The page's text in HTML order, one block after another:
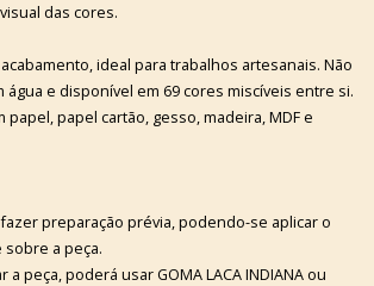
das cores.
ideal para trabalhos artesanais. Não
água e disponível em 69 cores miscíveis entre si.
papel, papel cartão, gesso, madeira, MDF e
preparação prévia, podendo-se aplicar o
a peça.
peça, poderá usar GOMA LACA INDIANA ou